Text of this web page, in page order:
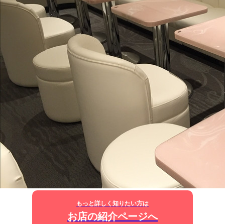
もっと詳しく知りたい方は
お店の紹介ページへ